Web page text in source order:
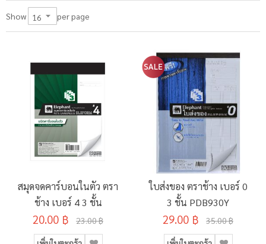
Show per page
สมุดจดคาร์บอนในตัว ตรา
ช้าง เบอร์ 4 3 ชั้น
20.00 ฿ 23.00 ฿
ใบส่งของ ตราช้าง เบอร์ 0
3 ชั้น PDB930Y
29.00 ฿ 35.00 ฿